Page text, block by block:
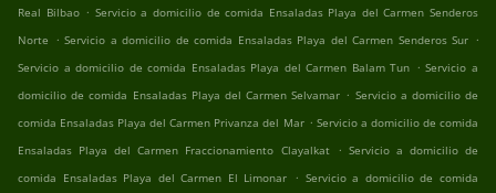
Real Bilbao . Servicio a domicilio de comida Ensaladas Playa del Carmen Senderos
Norte . Servicio a domicilio de comida Ensaladas Playa del Carmen Senderos Sur .
Servicio a domicilio de comida Ensaladas Playa del Carmen Balam Tun . Servicio a
domicilio de comida Ensaladas Playa del Carmen Selvamar . Servicio a domicilio de
comida Ensaladas Playa del Carmen Privanza del Mar . Servicio a domicilio de comida
Ensaladas Playa del Carmen Fraccionamiento Clayalkat
. Servicio a domicilio de
comida Ensaladas Playa del Carmen El Limonar . Servicio a domicilio de comida